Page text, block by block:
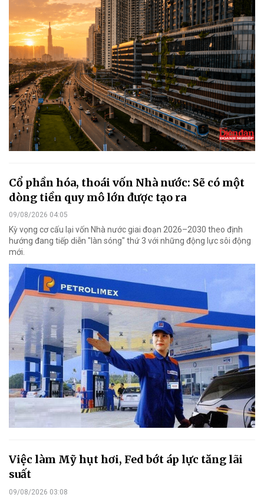
Cổ phần hóa, thoái vốn Nhà nước: Sẽ có một
dòng tiền quy mô lớn được tạo ra
09/08/2026 04:05
Kỳ vọng cơ cấu lại vốn Nhà nước giai đoạn 2026–2030 theo định
hướng đang tiếp diễn "làn sóng" thứ 3 với những động lực sôi động
mới.
Việc làm Mỹ hụt hơi, Fed bớt áp lực tăng lãi
suất
09/08/2026 03:08